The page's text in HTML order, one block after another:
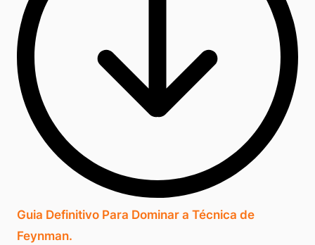
Guia Definitivo Para Dominar a Técnica de
Feynman.